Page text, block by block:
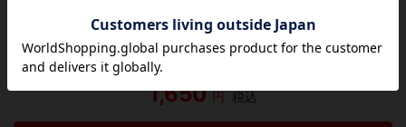
レビューを書く
1,650 円 税込